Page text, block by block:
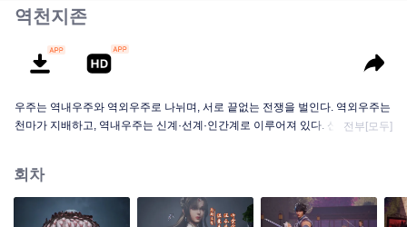
역천지존
우주는 역내우주와 역외우주로 나뉘며, 서로 끝없는 전쟁을 벌인다. 역외우주는
천마가 지배하고, 역내우주는 신계·선계·인간계로 이루어져 있다. 신계의 지배
숨을 잃고, 만세윤회의 저주까지 받는다. 가족과 부하를 잃고, 나라를 빼앗겼으
며, 가장 아끼던 제자 영하천존마저 등을 돌린다. 이후 그는 윤회할 때마다 멸문
을 당하다가 마지막 생에서 담운으로 환생한다. 망월진 담가의 도련님 담운은
전부[모두]
회차